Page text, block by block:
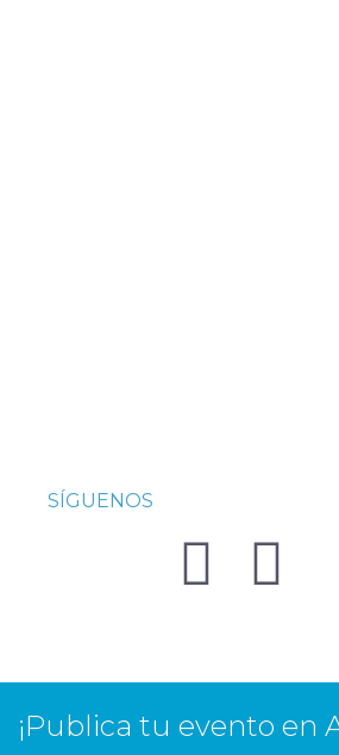
SÍGUENOS
¡Publica tu evento en